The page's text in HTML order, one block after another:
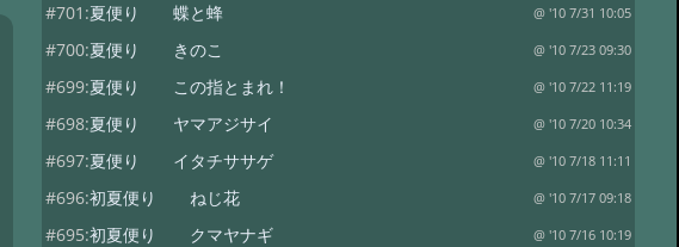
#701:夏便り 蝶と蜂 @ '10 7/31 10:05
#700:夏便り きのこ @ '10 7/23 09:30
#699:夏便り この指とまれ！ @ '10 7/22 11:19
#698:夏便り ヤマアジサイ @ '10 7/20 10:34
#697:夏便り イタチササゲ @ '10 7/18 11:11
#696:初夏便り ねじ花 @ '10 7/17 09:18
#695:初夏便り クマヤナギ @ '10 7/16 10:19